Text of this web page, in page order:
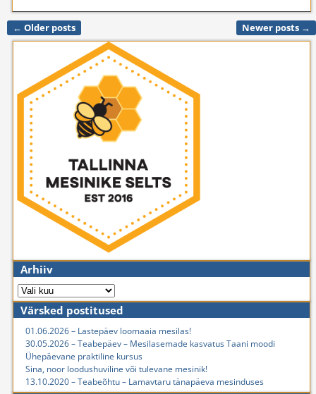
Post navigation
← Older posts Newer posts →
Arhiiv
Värsked postitused
01.06.2026 – Lastepäev loomaaia mesilas!
30.05.2026 – Teabepäev – Mesilasemade kasvatus Taani moodi
Ühepäevane praktiline kursus
Sina, noor loodushuviline või tulevane mesinik!
13.10.2020 – Teabeõhtu – Lamavtaru tänapäeva mesinduses